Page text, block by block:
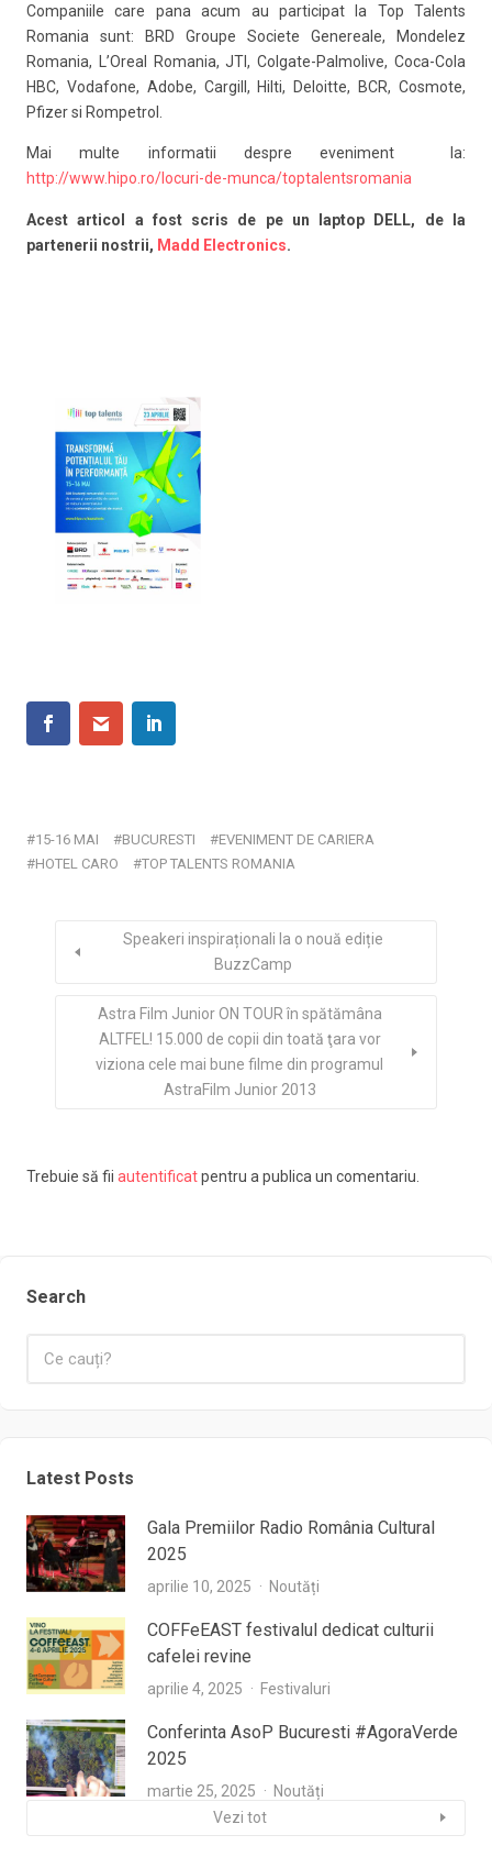
Companiile care pana acum au participat la Top Talents
Romania sunt: BRD Groupe Societe Genereale, Mondelez
Romania, L’Oreal Romania, JTI, Colgate-Palmolive, Coca-Cola
HBC, Vodafone, Adobe, Cargill, Hilti, Deloitte, BCR, Cosmote,
Pfizer si Rompetrol.
Mai multe informatii despre eveniment la:
http://www.hipo.ro/locuri-de-munca/toptalentsromania
Acest articol a fost scris de pe un laptop DELL, de la
partenerii nostrii, Madd Electronics.
15-16 MAI BUCURESTI
EVENIMENT DE CARIERA
HOTEL CARO
TOP TALENTS ROMANIA
Speakeri inspiraționali la o nouă ediție
BuzzCamp
Astra Film Junior ON TOUR în spătămâna
ALTFEL! 15.000 de copii din toată ţara vor
viziona cele mai bune filme din programul
AstraFilm Junior 2013
Trebuie să fii autentificatpentru a publica un comentariu.
Search
Latest Posts
Gala Premiilor Radio România Cultural
2025
aprilie 10, 2025 Noutăți
COFFeEAST festivalul dedicat culturii
cafelei revine
aprilie 4, 2025 Festivaluri
Conferinta AsoP Bucuresti #AgoraVerde
2025
martie 25, 2025
Noutăți
Vezi tot